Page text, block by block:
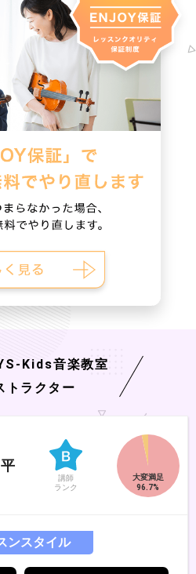
Kids音楽教室
トラクター
講師
ランク
ンスタイル